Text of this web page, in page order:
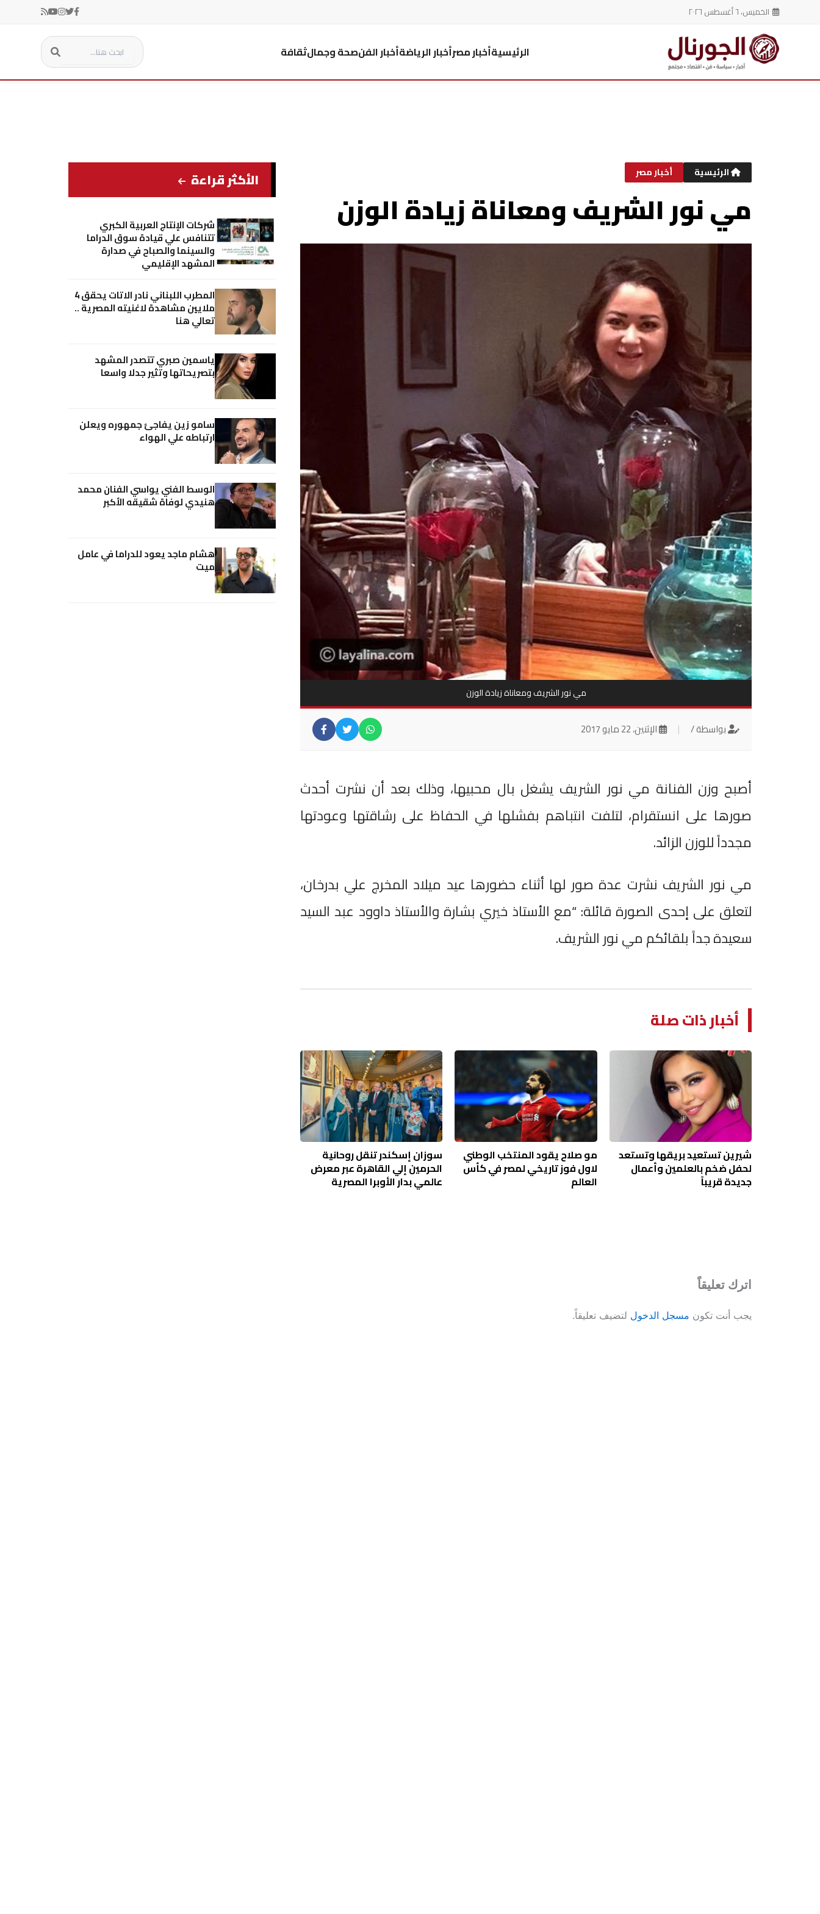
الخميس، ٦ أغسطس ٢٠٢٦
الرئيسيةأخبار مصرأخبار الرياضةأخبار الفنصحة وجمالثقافة
الرئيسية أخبار مصر
مي نور الشريف ومعاناة زيادة الوزن
مي نور الشريف ومعاناة زيادة الوزن
بواسطة / | الإثنين، 22 مايو 2017
أصبح وزن الفنانة مي نور الشريف يشغل بال محبيها، وذلك بعد أن نشرت أحدث
صورها على انستقرام، لتلفت انتباهم بفشلها في الحفاظ على رشاقتها وعودتها
مجدداً للوزن الزائد.
مي نور الشريف نشرت عدة صور لها أثناء حضورها عيد ميلاد المخرج علي بدرخان،
لتعلق على إحدى الصورة قائلة: “مع الأستاذ خيري بشارة والأستاذ داوود عبد السيد
سعيدة جداً بلقائكم مي نور الشريف.
أخبار ذات صلة
شيرين تستعيد بريقها وتستعد
لحفل ضخم بالعلمين وأعمال
جديدة قريباً
مو صلاح يقود المنتخب الوطني
لاول فوز تاريخي لمصر في كأس
العالم
سوزان إسكندر تنقل روحانية
الحرمين إلي القاهرة عبر معرض
عالمي بدار الأوبرا المصرية
الأكثر قراءة
شركات الإنتاج العربية الكبري
تتنافس علي قيادة سوق الدراما
والسينما والصباح في صدارة
المشهد الإقليمي
المطرب اللبناني نادر الاتات يحقق 4
ملايين مشاهدة لاغنيته المصرية ..
تعالي هنا
ياسمين صبري تتصدر المشهد
بتصريحاتها وتثير جدلا واسعا
سامو زين يفاجئ جمهوره ويعلن
ارتباطه علي الهواء
الوسط الفني يواسي الفنان محمد
هنيدي لوفاة شقيقه الأكبر
هشام ماجد يعود للدراما في عامل
ميت
اترك تعليقاً
يجب أنت تكون مسجل الدخول لتضيف تعليقاً.